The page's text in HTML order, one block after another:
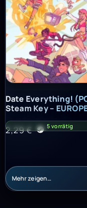
Date Everything! (PC) –
Date Everything!
Steam Key –
2,29€ 5 vorrätig
Mehr zeigen…